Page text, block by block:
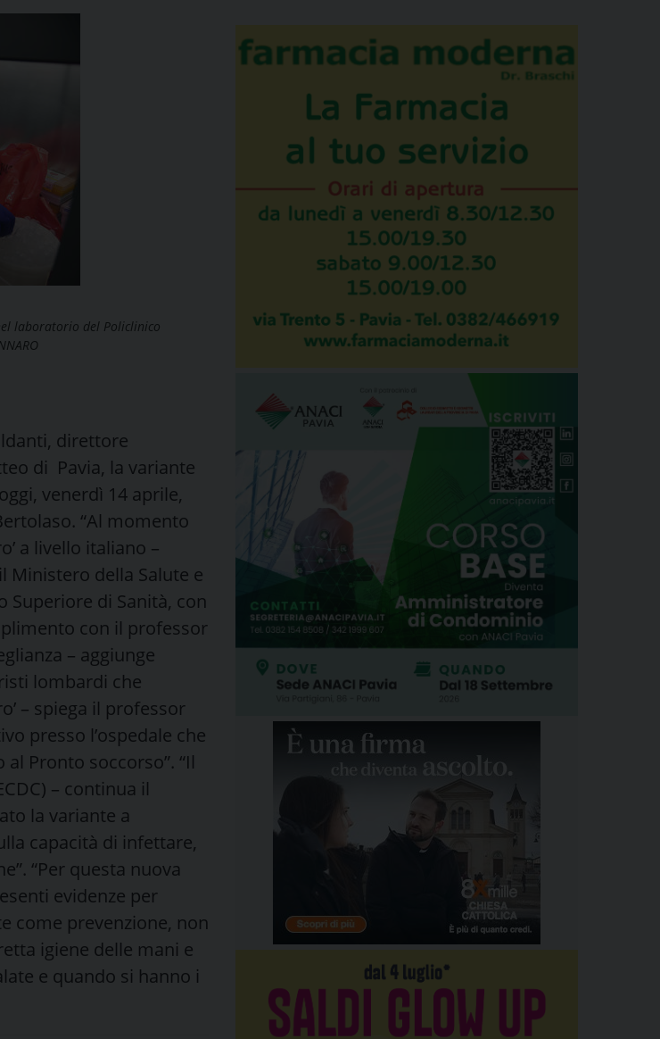
laboratorio del Policlinico
direttore
di Pavia, la variante
venerdì 14 aprile,
“Al momento
a livello italiano –
Ministero della Salute e
di Sanità, con
con il professor
– aggiunge
lombardi che
– spiega il professor
presso l’ospedale che
Pronto soccorso”. “Il
– continua il
la variante a
capacità di infettare,
“Per questa nuova
evidenze per
come prevenzione, non
igiene delle mani e
e quando si hanno i